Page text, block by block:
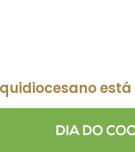
está